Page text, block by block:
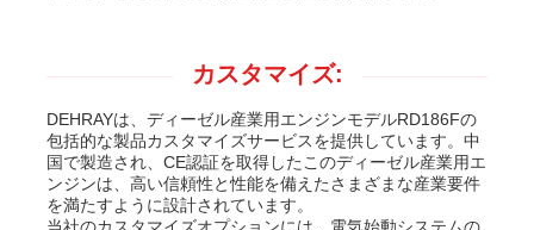
カスタマイズ:
DEHRAYは、ディーゼル産業用エンジンモデルRD186Fの
包括的な製品カスタマイズサービスを提供しています。中
国で製造され、CE認証を取得したこのディーゼル産業用エ
ンジンは、高い信頼性と性能を備えたさまざまな産業要件
を満たすように設計されています。
当社のカスタマイズオプションには、電気始動システムの